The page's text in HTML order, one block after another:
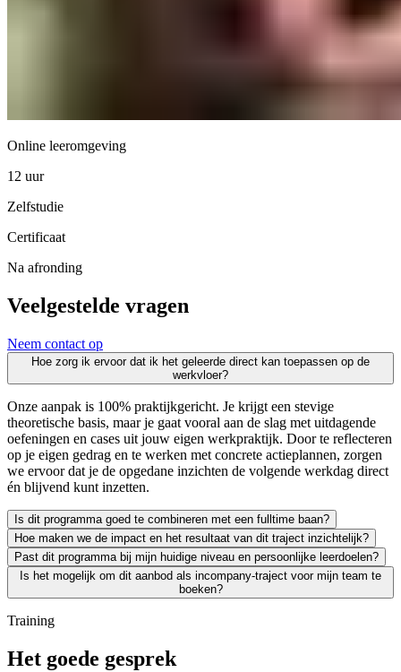
Online leeromgeving
12 uur
Zelfstudie
Certificaat
Na afronding
Veelgestelde vragen
Neem contact op
Hoe zorg ik ervoor dat ik het geleerde direct kan toepassen op de
werkvloer?
Onze aanpak is 100% praktijkgericht. Je krijgt een stevige
theoretische basis, maar je gaat vooral aan de slag met uitdagende
oefeningen en cases uit jouw eigen werkpraktijk. Door te reflecteren
op je eigen gedrag en te werken met concrete actieplannen, zorgen
we ervoor dat je de opgedane inzichten de volgende werkdag direct
én blijvend kunt inzetten.
Is dit programma goed te combineren met een fulltime baan?
Zeker. We leiden uitsluitend werkende professionals op en weten
Hoe maken we de impact en het resultaat van dit traject inzichtelijk?
Leren moet leiden tot merkbaar resultaat; voor jezelf én voor je
Past dit programma bij mijn huidige niveau en persoonlijke leerdoelen?
We vinden het essentieel dat je een traject kiest dat écht bij je past
Is het mogelijk om dit aanbod als incompany-traject voor mijn team te
boeken?
Absoluut. Vrijwel al onze trainingen en opleidingen kunnen we
Training
Het goede gesprek